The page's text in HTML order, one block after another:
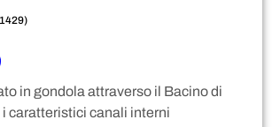
in gondola attraverso il Bacino di
i caratteristici canali interni